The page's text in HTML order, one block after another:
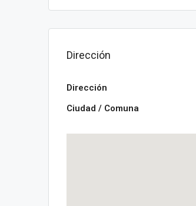
Dirección
Dirección
Ciudad / Comuna